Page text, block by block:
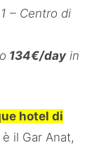
– Centro di
134€/day in
hotel di
il Gar Anat,